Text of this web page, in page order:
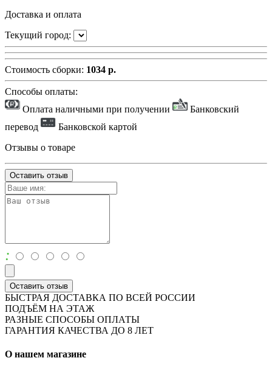
Доставка и оплата
Текущий город:
Стоимость сборки: 1034 р.
Способы оплаты:
Оплата наличными при получении
Банковский
перевод
Банковской картой
Отзывы о товаре
Оставить отзыв
:
Оставить отзыв
БЫСТРАЯ ДОСТАВКА ПО ВСЕЙ РОССИИ
ПОДЪЁМ НА ЭТАЖ
РАЗНЫЕ СПОСОБЫ ОПЛАТЫ
ГАРАНТИЯ КАЧЕСТВА ДО 8 ЛЕТ
О нашем магазине